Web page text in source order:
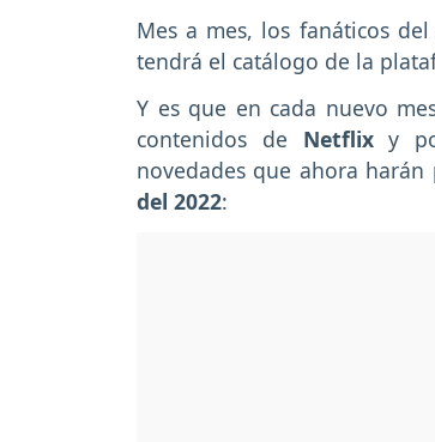
Mes a mes, los fanáticos
tendrá el catálogo de la
Y es que en cada nuevo
contenidos de Netflixy
novedades que ahora
del 2022: